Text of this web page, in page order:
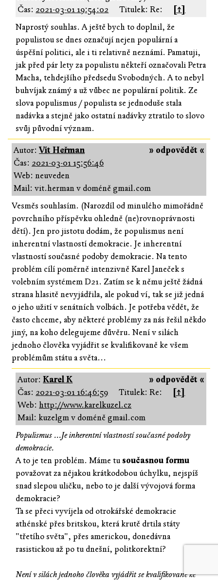
Čas: 2021-03-01 19:54:02 Titulek: Re:
[↑]
Naprostý souhlas. A ještě bych to doplnil, že
populistou se dnes označují nejen populární a
úspěšní politici, ale i ti relativně neznámí. Pamatuji,
jak před pár lety za populistu někteří označovali Petra
Macha, tehdejšího předsedu Svobodných. A to nebyl
buhvíjak známý a už vůbec ne populární politik. Ze
slova populismus / populista se jednoduše stala
nadávka a stejně jako ostatní nadávky ztratilo to slovo
svůj původní význam.
» odpovědět «
Autor:Vít Heřman
Čas: 2021-03-01 15:56:46
Web: neuveden
Mail: vit.herman v doméně gmail.com
Vesměs souhlasím. (Narozdíl od minulého mimořádně
povrchního příspěvku ohledně (ne)rovnoprávnosti
dětí). Jen pro jistotu dodám, že populismus není
inherentní vlastností demokracie. Je inherentní
vlastností současné podoby demokracie. Na tento
problém cílí poměrně intenzivně Karel Janeček s
volebním systémem D21. Zatím se k němu ještě žádná
strana hlasitě nevyjádřila, ale pokud ví, tak se již jedná
o jeho užití v senátních volbách. Je potřeba vědět, že
často chceme, aby některé problémy za nás řešil někdo
jiný, na koho delegujeme důvěru. Není v silách
jednoho člověka vyjádřit se kvalifikovaně ke všem
problémům státu a světa...
» odpovědět «
Autor:Karel K
Čas: 2021-03-01 16:46:59 Titulek: Re:
[↑]
Web:http://www.karelkuzel.cz
Mail: kuzelgm v doméně gmail.com
Populismus ...Je inherentní vlastností současné podoby
demokracie.
A to je ten problém. Máme tusoučasnou formu
považovat za nějakou krátkodobou úchylku, nejspíš
snad slepou uličku, nebo to je další vývojová forma
demokracie?
Ta se přeci vyvíjela od otrokářské demokracie
athénské přes britskou, která krutě drtila státy
"třetího světa", přes americkou, donedávna
rasistickou až po tu dnešní, politkorektní?
Není v silách jednoho člověka vyjádřit se kvalifikovaně ke